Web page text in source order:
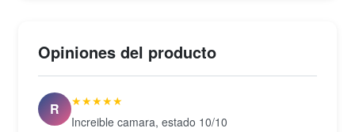
segundo está disponible en múltiples cadencias,
postproducción. El rango ISO nativo de 100 a 16
000, ampliable hasta 25 600, permite trabajar en
Opiniones del producto
R
★★★★★
Increible camara, estado 10/10